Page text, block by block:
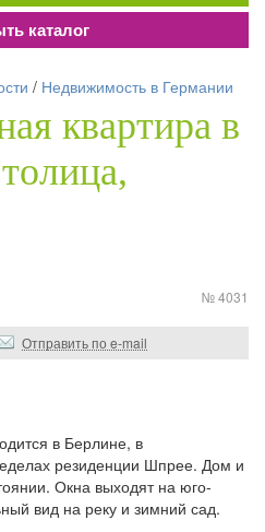
/ Недвижимость в Германии
квартира в
№ 4031
Отправить по e-mail
в Берлине, в
резиденции Шпрее. Дом и
Окна выходят на юго-
вид на реку и зимний сад.